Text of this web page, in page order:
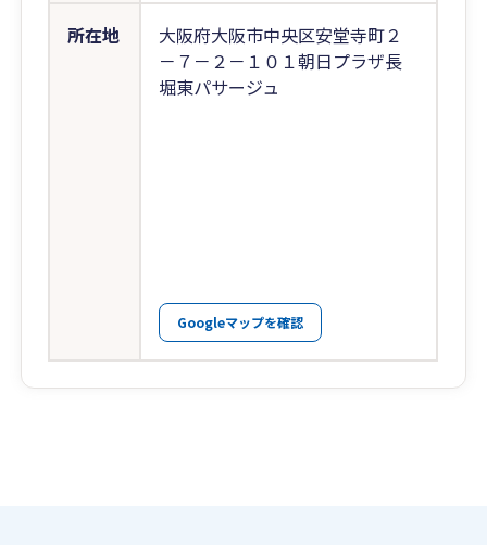
所在地
大阪府大阪市中央区安堂寺町２
－７－２－１０１朝日プラザ長
堀東パサージュ
Googleマップを確認